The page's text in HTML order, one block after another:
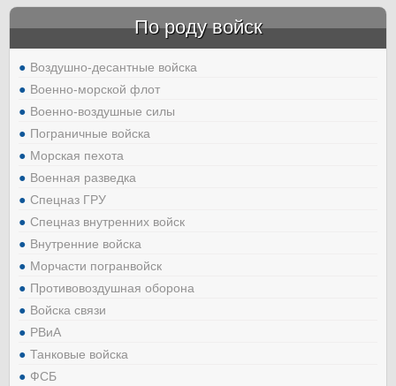
По роду войск
Воздушно-десантные войска
Военно-морской флот
Военно-воздушные силы
Пограничные войска
Морская пехота
Военная разведка
Спецназ ГРУ
Спецназ внутренних войск
Внутренние войска
Морчасти погранвойск
Противовоздушная оборона
Войска связи
РВиА
Танковые войска
ФСБ